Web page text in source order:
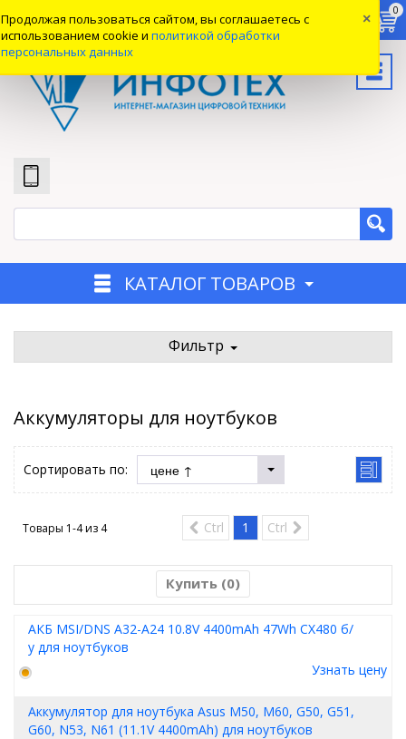
Продолжая пользоваться сайтом, вы соглашаетесь с
использованием cookie и политикой обработки
персональных данных
×
Вход
0
КАТАЛОГ ТОВАРОВ
Фильтр
Аккумуляторы для ноутбуков
Сортировать по:
Товары 1-4 из 4 Ctrl 1 Ctrl
Купить (0)
АКБ MSI/DNS A32-A24 10.8V 4400mAh 47Wh CX480 б/
у для ноутбуков
Узнать цену
Аккумулятор для ноутбука Asus M50, M60, G50, G51,
G60, N53, N61 (11.1V 4400mAh) для ноутбуков